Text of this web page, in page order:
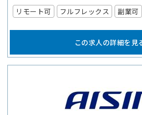
リモート可 フルフレックス 副業可
この求人の詳細を見